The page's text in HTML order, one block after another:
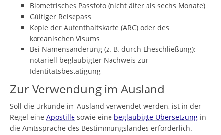
Biometrisches Passfoto (nicht älter als sechs Monate)
Gültiger Reisepass
Kopie der Aufenthaltskarte (ARC) oder des
koreanischen Visums
Bei Namensänderung (z. B. durch Eheschließung):
notariell beglaubigter Nachweis zur
Identitätsbestätigung
Zur Verwendung im Ausland
Soll die Urkunde im Ausland verwendet werden, ist in der
Regel eine Apostille sowie eine beglaubigte Übersetzung in
die Amtssprache des Bestimmungslandes erforderlich.